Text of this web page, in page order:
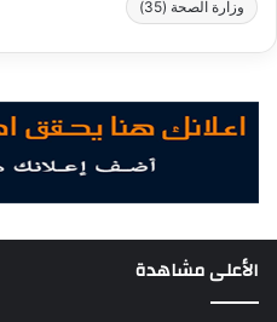
وزارة الصحة (35)
الأعلى مشاهدة